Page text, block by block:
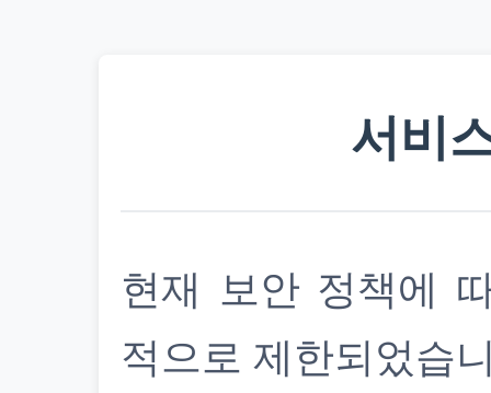
서비
현재 보안 정책에
적으로 제한되었습